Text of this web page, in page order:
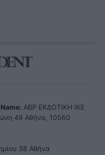
ΑBP ΕΚΔΟΤΙΚΗ ΙΚΕ
49 Αθήνα, 10560
38 Αθήνα